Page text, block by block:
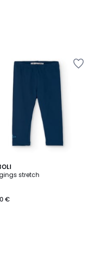
stretch
€